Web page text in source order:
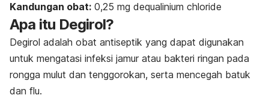
Kandungan obat: 0,25 mg dequalinium chloride
Apa itu Degirol?
Degirol adalah obat antiseptik yang dapat digunakan
untuk mengatasi infeksi jamur atau bakteri ringan pada
rongga mulut dan tenggorokan, serta mencegah batuk
dan flu.